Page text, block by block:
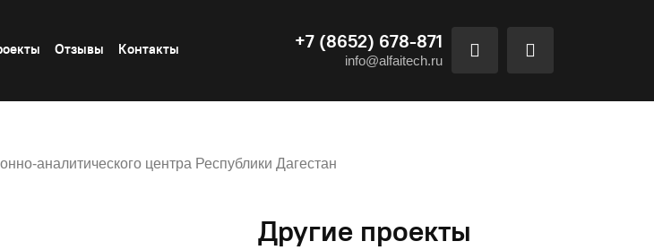
Отзывы Контакты +7 (8652) 678-871
info@alfaitech.ru
аналитического центра Республики Дагестан
Другие проекты